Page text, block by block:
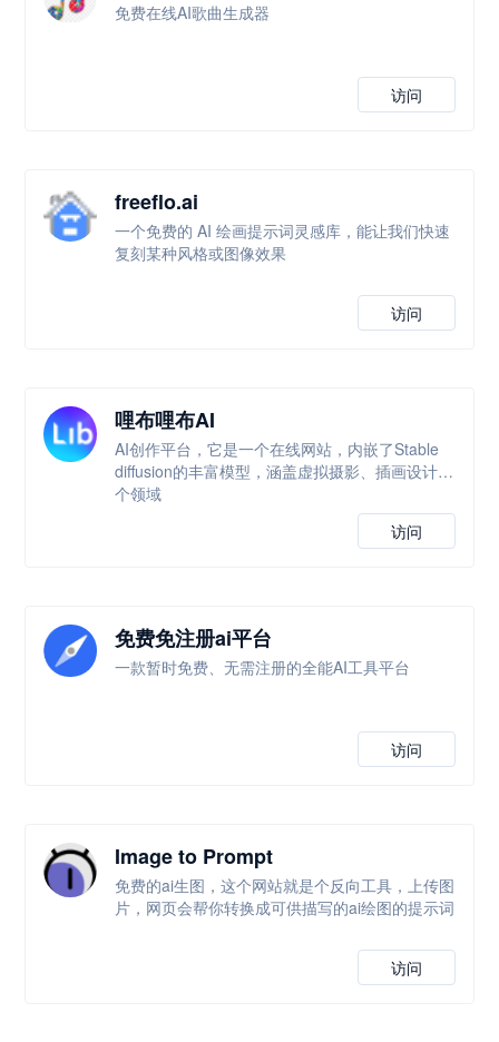
免费在线AI歌曲生成器
访问
freeflo.ai
一个免费的 AI 绘画提示词灵感库，能让我们快速
复刻某种风格或图像效果
访问
哩布哩布AI
AI创作平台，它是一个在线网站，内嵌了Stable
diffusion的丰富模型，涵盖虚拟摄影、插画设计多
个领域
访问
免费免注册ai平台
一款暂时免费、无需注册的全能AI工具平台
访问
Image to Prompt
免费的ai生图，这个网站就是个反向工具，上传图
片，网页会帮你转换成可供描写的ai绘图的提示词
访问